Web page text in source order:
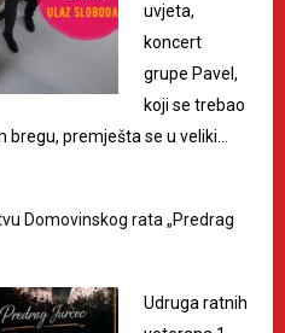
uvjeta,
koncert
grupe Pavel,
koji se trebao
premješta se u veliki…
Domovinskog rata „Predrag
Udruga ratnih